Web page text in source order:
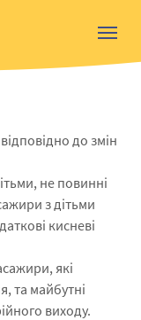
до змін
не повинні
з дітьми
кисневі
які
та майбутні
виходу.